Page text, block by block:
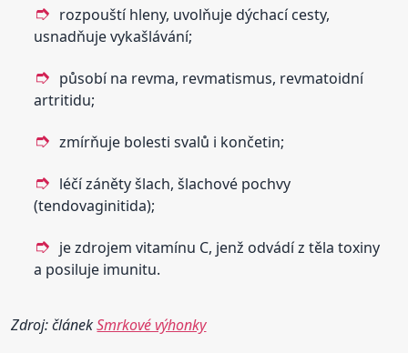
rozpouští hleny, uvolňuje dýchací cesty,
usnadňuje vykašlávání;
působí na revma, revmatismus, revmatoidní
artritidu;
zmírňuje bolesti svalů i končetin;
léčí záněty šlach, šlachové pochvy
(tendovaginitida);
je zdrojem vitamínu C, jenž odvádí z těla toxiny
a posiluje imunitu.
Zdroj: článekSmrkové výhonky